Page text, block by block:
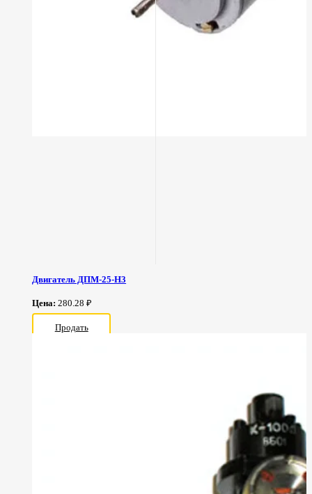
Двигатель ДПМ-25-Н3
Цена:280.28 ₽
Продать